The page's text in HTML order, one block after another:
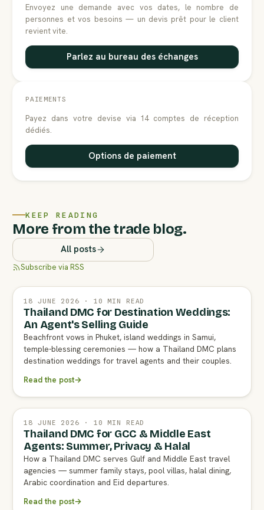
Envoyez une demande avec vos dates, le nombre de
personnes et vos besoins — un devis prêt pour le client
revient vite.
Parlez au bureau des échanges
PAIEMENTS
Payez dans votre devise via 14 comptes de réception
dédiés.
Options de paiement
KEEP READING
More from the trade blog.
All posts
Subscribe via RSS
18 JUNE 2026 · 10 MIN READ
Thailand DMC for Destination Weddings:
An Agent's Selling Guide
Beachfront vows in Phuket, island weddings in Samui,
temple-blessing ceremonies — how a Thailand DMC plans
destination weddings for travel agents and their couples.
Read the post→
18 JUNE 2026 · 10 MIN READ
Thailand DMC for GCC & Middle East
Agents: Summer, Privacy & Halal
How a Thailand DMC serves Gulf and Middle East travel
agencies — summer family stays, pool villas, halal dining,
Arabic coordination and Eid departures.
Read the post→